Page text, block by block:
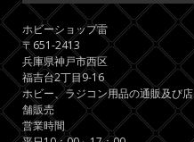
ホビーショップ雷
〒651-2413
兵庫県神戸市西区
福吉台2丁目9-16
ホビー、ラジコン用品の通販及び店
舗販売
営業時間